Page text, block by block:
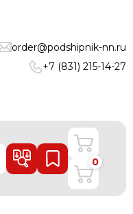
order@podshipnik-nn.ru
+7 (831) 215-14-27
0